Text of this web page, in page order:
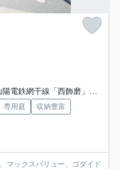
電鉄網干線「西飾磨」駅 徒歩23分
専用庭
収納豊富
マックスバリュー、ゴダイド